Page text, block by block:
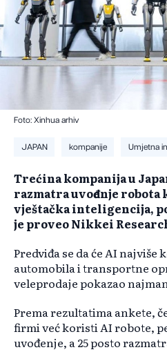
Foto: Xinhua arhiv
JAPAN kompanije Umjetna
Trećina kompanija u
razmatra uvođenje robota
vještačka inteligencija,
je proveo Nikkei
Predviđa se da će AI
automobila i transportne
veleprodaje pokazao
Prema rezultatima ankete,
firmi već koristi AI robote,
uvođenje, a 25 posto